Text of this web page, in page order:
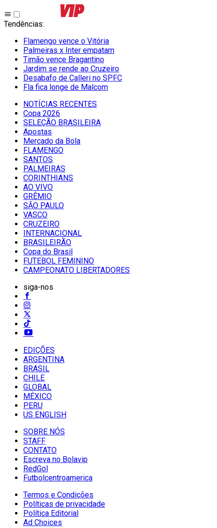
Tendências:
Flamengo vence o Vitória
Palmeiras x Inter empatam
Timão vence Bragantino
Jardim se rende ao Cruzeiro
Desabafo de Calleri no SPFC
Fla fica longe de Malcom
NOTÍCIAS RECENTES
Copa 2026
SELEÇÃO BRASILEIRA
Apostas
Mercado da Bola
FLAMENGO
SANTOS
PALMEIRAS
CORINTHIANS
AO VIVO
GRÊMIO
SĀO PAULO
VASCO
CRUZEIRO
INTERNACIONAL
BRASILEIRÃO
Copa do Brasil
FUTEBOL FEMININO
CAMPEONATO LIBERTADORES
siga-nos
EDIÇÕES
ARGENTINA
BRASIL
CHILE
GLOBAL
MÉXICO
PERU
US ENGLISH
SOBRE NÓS
STAFF
CONTATO
Escreva no Bolavip
RedGol
Futbolcentroamerica
Termos e Condições
Políticas de privacidade
Política Editorial
Ad Choices